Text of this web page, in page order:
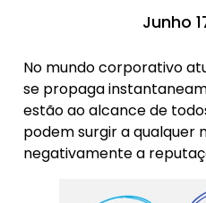
Junho
No mundo corporativo
se propaga
estão ao alcance de
podem surgir a
negativamente a